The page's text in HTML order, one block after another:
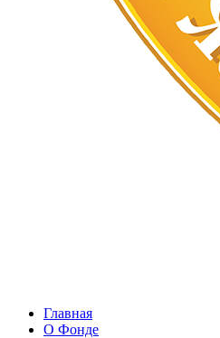
Главная
О Фонде